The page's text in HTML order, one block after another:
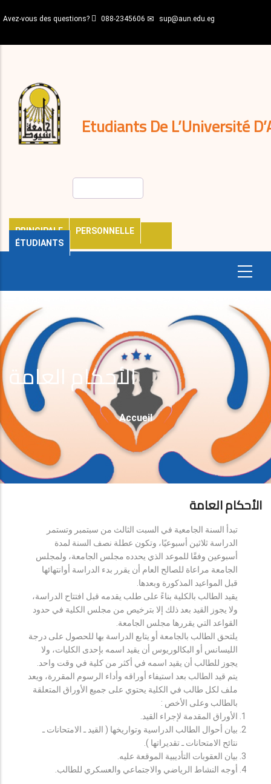
au
principal
Avez-vous des questions? 088-2345606 sup@aun.edu.eg
Etudiants De L’Université
PRINCIPALE
PERSONNELLE
ÉTUDIANTS
décisions
Expatriés
Journal
الأحكام العامة
Fil
D'Ariane
Accueil
الأحكام العامة
تبدأ السنة الجامعية في السبت الثالث من سبتمبر وتستمر
الدراسة ثلاثين أسبوعيًا، وتكون عطلة نصف السنة لمدة
أسبوعين وفقًا للموعد الذي يحدده مجلس الجامعة، ولمجلس
الجامعة مراعاة للصالح العام أن يقرر بدء الدراسة أوانتهائها
قبل المواعيد المذكورة وبعدها.
يقيد الطالب بالكلية بناءً على طلب يقدمه قبل افتتاح الدراسة،
ولا يجوز القيد بعد ذلك إلا بترخيص من مجلس الكلية في حدود
القواعد التي يقررها مجلس الجامعة.
يلتحق الطالب بالجامعة أو يتابع الدراسة بها للحصول على درجة
الليسانس أو البكالوريوس أن يقيد اسمه بإحدى الكليات، ولا
يجوز للطالب أن يقيد اسمه في أكثر من كلية في وقت واحد.
يتم قيد الطالب بعد استيفاء أوراقه وأداء الرسوم المقررة، ويعد
ملف لكل طالب في الكلية يحتوي على جميع الأوراق المتعلقة
بالطالب وعلى الأخص :
الأوراق المقدمة لإجراء القيد.
بيان أحوال الطالب الدراسية وتواريخها ( القيد ـ الامتحانات ـ
نتائح الامتحانات ـ تقديراتها ).
بيان العقوبات التأديبية الموقعة عليه.
أوجه النشاط الرياضي والاجتماعي والعسكري للطالب.